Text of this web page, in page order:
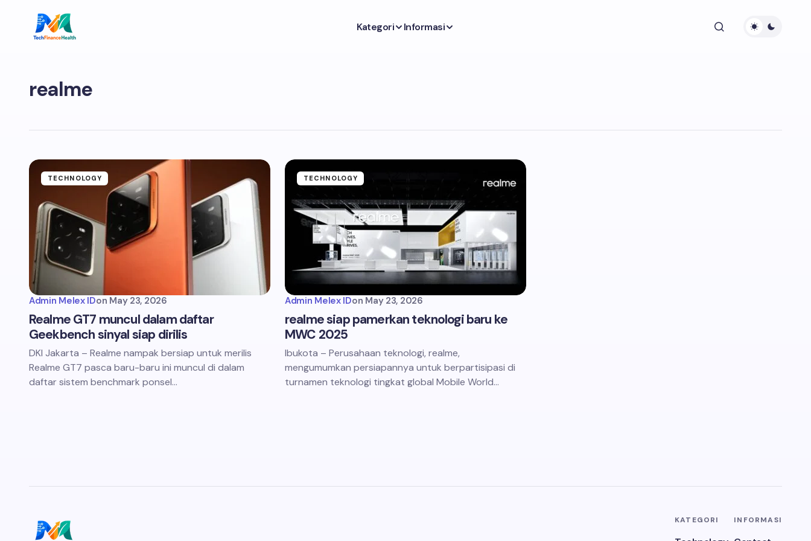
Kategori Informasi
realme
TECHNOLOGY
Admin Melex IDon May 23, 2026
Realme GT7 muncul dalam daftar
Geekbench sinyal siap dirilis
DKI Jakarta – Realme nampak bersiap untuk merilis
Realme GT7 pasca baru-baru ini muncul di dalam
daftar sistem benchmark ponsel…
TECHNOLOGY
Admin Melex IDon May 23, 2026
realme siap pamerkan teknologi baru ke
MWC 2025
Ibukota – Perusahaan teknologi, realme,
mengumumkan persiapannya untuk berpartisipasi di
turnamen teknologi tingkat global Mobile World…
KATEGORI INFORMASI